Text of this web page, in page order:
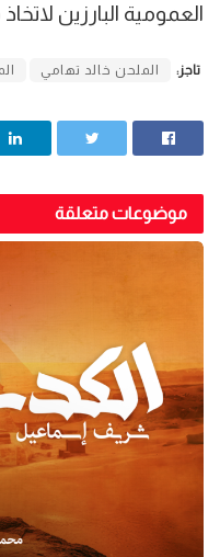
العمومية البارزين
تاجز: الملحن خالد تهامي
موضوعات متعلقة